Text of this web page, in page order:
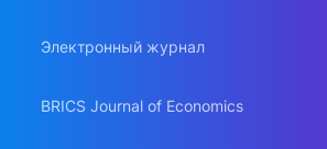
Электронный журнал
BRICS Journal of Economics